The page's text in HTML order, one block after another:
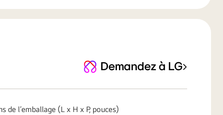
Demandez à LG
de l’emballage (L x H x P, pouces)